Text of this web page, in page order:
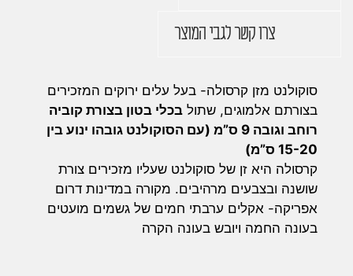
צרו קשר לגבי המוצר
סוקולנט מזן קרסולה- בעל עלים ירוקים המזכירים
בצורתם אלמוגים, שתול בכלי בטון בצורת קוביה
רוחב וגובה 9 ס”מ (עם הסוקולנט גובהו ינוע בין
15-20 ס”מ)
קרסולה היא זן של סוקולנט שעליו מזכירים צורת
שושנה ובצבעים מרהיבים. מקורה במדינות דרום
אפריקה- אקלים ערבתי חמים של גשמים מועטים
בעונה החמה ויובש בעונה הקרה